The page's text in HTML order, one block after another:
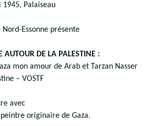
1945, Palaiseau
Essonne présente
AUTOUR DE LA PALESTINE :
mon amour de Arab et Tarzan Nasser
– VOSTF
avec
originaire de Gaza.